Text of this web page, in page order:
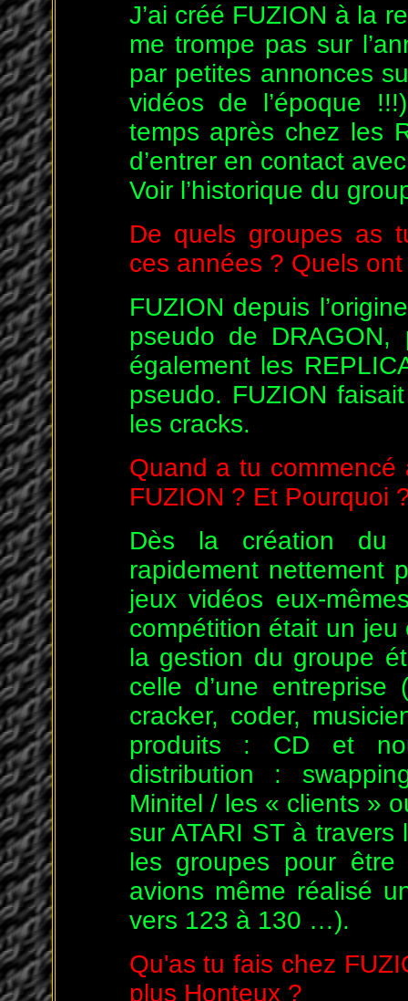
J’ai créé FUZION à la
me trompe pas sur
par petites annonces
vidéos de l’époque
temps après chez les
d’entrer en contact
Voir l’historique du
De quels groupes as
ces années ? Quels
FUZION depuis
pseudo de DRAGON,
également les
pseudo. FUZION
les cracks.
Quand a tu commencé
FUZION ? Et Pourquoi
Dès la création du
rapidement nettement
jeux vidéos eux-
compétition était un jeu
la gestion du groupe
celle d’une entreprise
cracker, coder,
produits : CD et
distribution :
Minitel / les « clients »
sur ATARI ST à
les groupes pour
avions même réalisé
vers 123 à 130 …).
Qu'as tu fais chez
plus Honteux ?